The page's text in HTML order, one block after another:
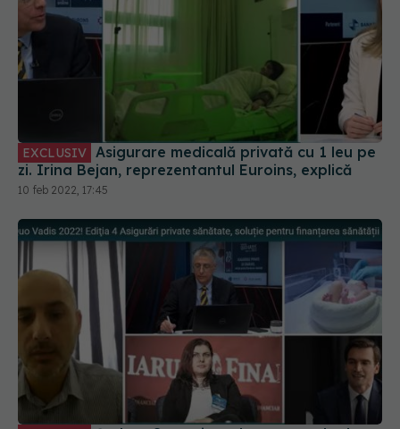
EXCLUSIV
zi. Irina Bejan, reprezentantul Euroins, explică
10 feb 2022, 17:45